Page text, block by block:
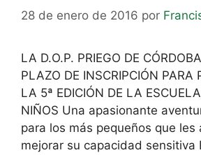
28 de enero de 2016 por
LA D.O.P. PRIEGO DE
PLAZO DE INSCRIPCIÓN PARA
LA 5ª EDICIÓN DE LA
NIÑOS Una apasionante
para los más pequeños que les
mejorar su capacidad sensitiva